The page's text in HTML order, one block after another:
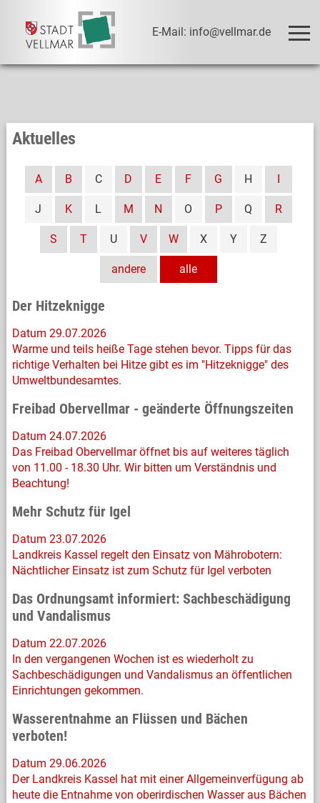
E-Mail: info@vellmar.de
Aktuelles
alle
A B C D E F G H I
J K L M N O P Q R
S T U V W X Y Z
andere
Der Hitzeknigge
Datum 29.07.2026
Warme und teils heiße Tage stehen bevor. Tipps für das
richtige Verhalten bei Hitze gibt es im "Hitzeknigge" des
Umweltbundesamtes.
Freibad Obervellmar - geänderte Öffnungszeiten
Datum 24.07.2026
Das Freibad Obervellmar öffnet bis auf weiteres täglich
von 11.00 - 18.30 Uhr. Wir bitten um Verständnis und
Beachtung!
Mehr Schutz für Igel
Datum 23.07.2026
Landkreis Kassel regelt den Einsatz von Mährobotern:
Nächtlicher Einsatz ist zum Schutz für Igel verboten
Das Ordnungsamt informiert: Sachbeschädigung
und Vandalismus
Datum 22.07.2026
In den vergangenen Wochen ist es wiederholt zu
Sachbeschädigungen und Vandalismus an öffentlichen
Einrichtungen gekommen.
Wasserentnahme an Flüssen und Bächen
verboten!
Datum 29.06.2026
Der Landkreis Kassel hat mit einer Allgemeinverfügung ab
heute die Entnahme von oberirdischen Wasser aus Bächen